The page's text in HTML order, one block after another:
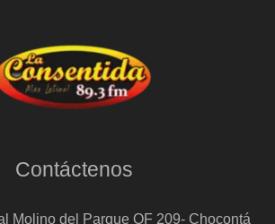
Contáctenos
Molino del Parque OF 209- Chocontá